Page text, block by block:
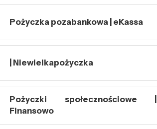
Pożyczka pozabankowa | eKassa
| Niewielkapożyczka
Pożyczki społecznościowe |
Finansowo